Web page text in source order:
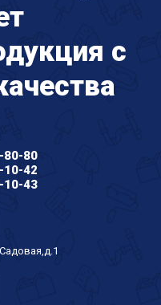
с
80-80
10-42
10-43